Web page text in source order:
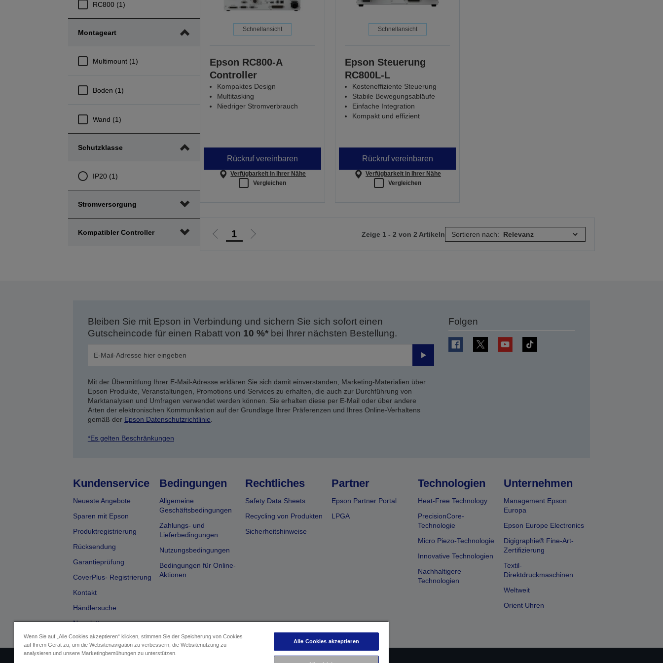
RC800 (1)
Montageart
Multimount (1)
Boden (1)
Wand (1)
Schutzklasse
IP20 (1)
Stromversorgung
Kompatibler Controller
Schnellansicht
Epson RC800-A
Controller
Kompaktes Design
Multitasking
Niedriger Stromverbrauch
Rückruf vereinbaren
Verfügbarkeit in Ihrer Nähe
Vergleichen
Schnellansicht
Epson Steuerung
RC800L-L
Kosteneffiziente Steuerung
Stabile Bewegungsabläufe
Einfache Integration
Kompakt und effizient
Rückruf vereinbaren
Verfügbarkeit in Ihrer Nähe
Vergleichen
Zur 1
Zur
Zeige 1 - 2 von 2 Artikeln Sortieren nach:
Bleiben Sie mit Epson in Verbindung und sichern Sie sich sofort einen
Gutscheincode für einen Rabatt von 10 %*bei Ihrer nächsten Bestellung.
Senden
Mit der Übermittlung Ihrer E-Mail-Adresse erklären Sie sich damit einverstanden, Marketing-Materialien über
Epson Produkte, Veranstaltungen, Promotions und Services zu erhalten, die auch zur Durchführung von
Marktanalysen und Umfragen verwendet werden können. Sie erhalten diese per E-Mail oder über andere
Arten der elektronischen Kommunikation auf der Grundlage Ihrer Präferenzen und Ihres Online-Verhaltens
gemäß der Epson Datenschutzrichtlinie
*Es gelten Beschränkungen
Folgen
Kundenservice
Neueste Angebote
Sparen mit Epson
Produktregistrierung
Rücksendung
Garantieprüfung
CoverPlus- Registrierung
Kontakt
Händlersuche
Newsletter
Bedingungen
Allgemeine
Geschäftsbedingungen
Zahlungs- und
Lieferbedingungen
Nutzungsbedingungen
Bedingungen für Online-
Aktionen
Rechtliches
Safety Data Sheets
Recycling von Produkten
Sicherheitshinweise
Partner
Epson Partner Portal
LPGA
Technologien
Heat-Free Technology
PrecisionCore-
Technologie
Micro Piezo-Technologie
Innovative Technologien
Nachhaltigere
Technologien
Unternehmen
Management Epson
Europa
Epson Europe Electronics
Digigraphie® Fine-Art-
Zertifizierung
Textil-
Direktdruckmaschinen
Weltweit
Orient Uhren
Wenn Sie auf „Alle Cookies akzeptieren“ klicken, stimmen Sie der Speicherung von Cookies
auf Ihrem Gerät zu, um die Websitenavigation zu verbessern, die Websitenutzung zu
analysieren und unsere Marketingbemühungen zu unterstützen.
Alle Cookies akzeptieren